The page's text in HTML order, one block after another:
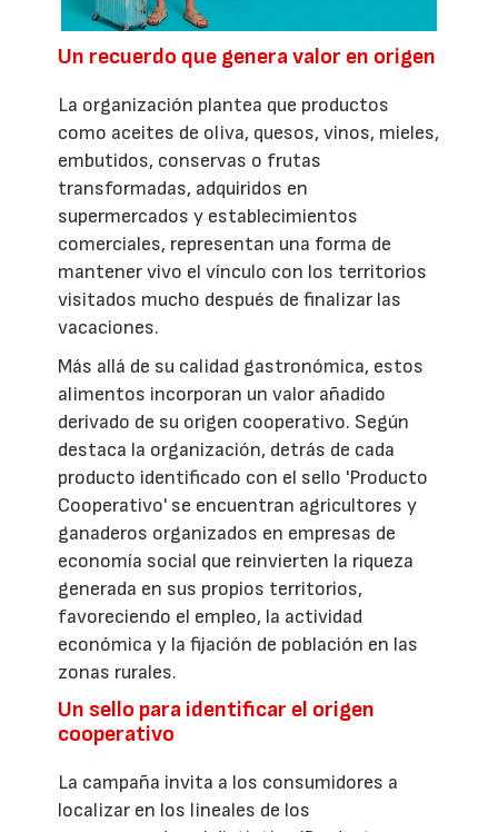
Un recuerdo que genera valor en origen
La organización plantea que productos
como aceites de oliva, quesos, vinos, mieles,
embutidos, conservas o frutas
transformadas, adquiridos en
supermercados y establecimientos
comerciales, representan una forma de
mantener vivo el vínculo con los territorios
visitados mucho después de finalizar las
vacaciones.
Más allá de su calidad gastronómica, estos
alimentos incorporan un valor añadido
derivado de su origen cooperativo. Según
destaca la organización, detrás de cada
producto identificado con el sello 'Producto
Cooperativo' se encuentran agricultores y
ganaderos organizados en empresas de
economía social que reinvierten la riqueza
generada en sus propios territorios,
favoreciendo el empleo, la actividad
económica y la fijación de población en las
zonas rurales.
Un sello para identificar el origen
cooperativo
La campaña invita a los consumidores a
localizar en los lineales de los